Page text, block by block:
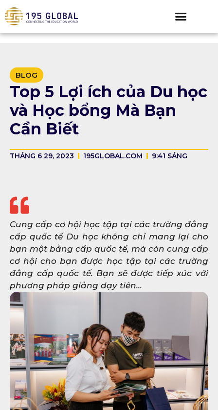
BLOG
Top 5 Lợi ích của Du học
và Học bổng Mà Bạn
Cần Biết
THÁNG 6 29, 2023 195GLOBAL.COM 9:41 SÁNG
Cung cấp cơ hội học tập tại các trường đẳng
cấp quốc tế Du học không chỉ mang lại cho
bạn một bằng cấp quốc tế, mà còn cung cấp
cơ hội cho bạn được học tập tại các trường
đẳng cấp quốc tế. Bạn sẽ được tiếp xúc với
phương pháp giảng dạy tiên...